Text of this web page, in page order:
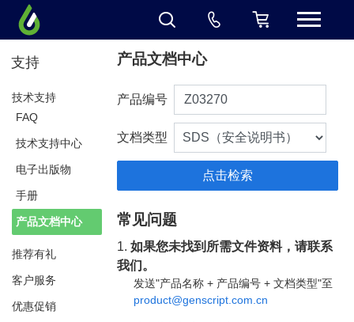
支持
技术支持
FAQ
技术支持中心
电子出版物
手册
产品文档中心
推荐有礼
客户服务
优惠促销
产品文档中心
产品编号
文档类型
常见问题
1.如果您未找到所需文件资料，请联系
我们。
发送"产品名称 + 产品编号 + 文档类型"至
product@genscript.com.cn